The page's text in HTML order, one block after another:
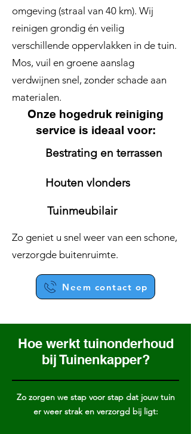
omgeving (straal van 40 km). Wij
reinigen grondig én veilig
verschillende oppervlakken in de tuin.
Mos, vuil en groene aanslag
verdwijnen snel, zonder schade aan
materialen.
Onze hogedruk reiniging
service is ideaal voor:
Bestrating en terrassen
Houten vlonders
Tuinmeubilair
Zo geniet u snel weer van een schone,
verzorgde buitenruimte.
Neem contact op
Hoe werkt tuinonderhoud
bij Tuinenkapper?
Zo zorgen we stap voor stap dat jouw tuin
er weer strak en verzorgd bij ligt: